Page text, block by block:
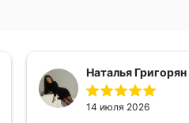
Наталья Григорян
14 июля 2026